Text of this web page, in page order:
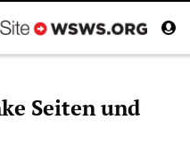
Seiten und